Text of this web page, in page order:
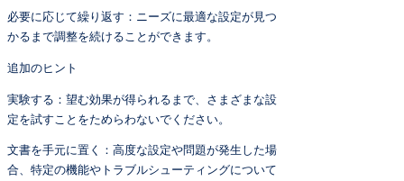
必要に応じて繰り返す：ニーズに最適な設定が見つ
かるまで調整を続けることができます。
追加のヒント
実験する：望む効果が得られるまで、さまざまな設
定を試すことをためらわないでください。
文書を手元に置く：高度な設定や問題が発生した場
合、特定の機能やトラブルシューティングについて